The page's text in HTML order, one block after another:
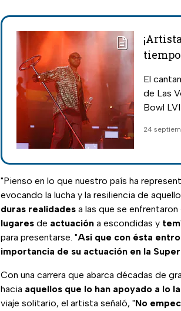
El
de Las
Bowl
24
"Pienso en lo que nuestro país ha
evocando la lucha y la resiliencia de
duras realidades a las que se
lugares de actuación a escondidas y
para presentarse. "Así que con ésta
importancia de su actuación en la
Con una carrera que abarca décadas de
hacia aquellos que lo han apoyado a lo
viaje solitario, el artista señaló, "No